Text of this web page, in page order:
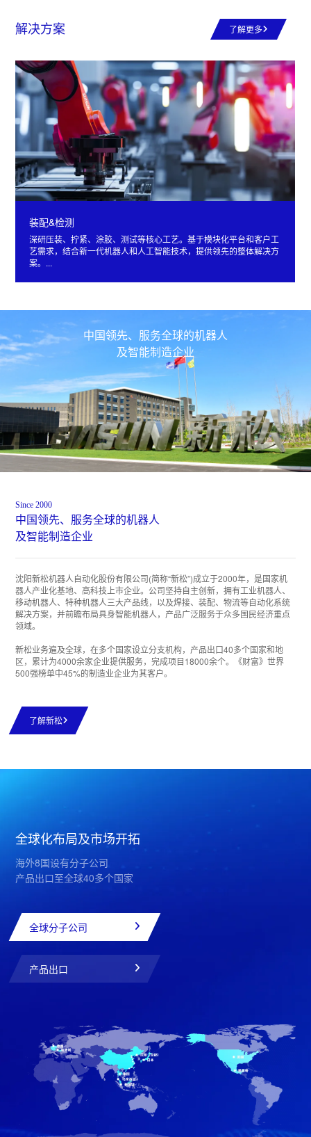
解决方案 了解更多
装配&检测
深研压装、拧紧、涂胶、测试等核心工艺。基于模块化平台和客户工
艺需求，结合新一代机器人和人工智能技术，提供领先的整体解决方
案。...
Since 2000
中国领先、服务全球的机器人
及智能制造企业
沈阳新松机器人自动化股份有限公司(简称“新松”)成立于2000年，是国家机
器人产业化基地、高科技上市企业。公司坚持自主创新，拥有工业机器人、
移动机器人、特种机器人三大产品线，以及焊接、装配、物流等自动化系统
解决方案，并前瞻布局具身智能机器人，产品广泛服务于众多国民经济重点
领域。
新松业务遍及全球，在多个国家设立分支机构，产品出口40多个国家和地
区，累计为4000余家企业提供服务，完成项目18000余个。《财富》世界
500强榜单中45%的制造业企业为其客户。
了解新松
中国领先、服务全球的机器人
及智能制造企业
全球化布局及市场开拓
海外8国设有分子公司
产品出口至全球40多个国家
全球分子公司
产品出口